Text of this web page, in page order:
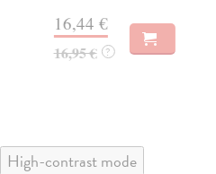
16,44 €
16,95 € ?
High-contrast mode